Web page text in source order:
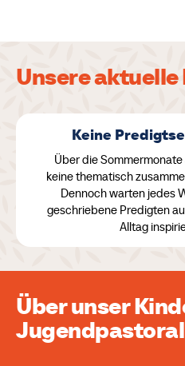
Unsere
Keine
Über die
keine thematisch
Dennoch warten jedes
geschriebene Predigten
Alltag
Über unser
Jugendpastoral